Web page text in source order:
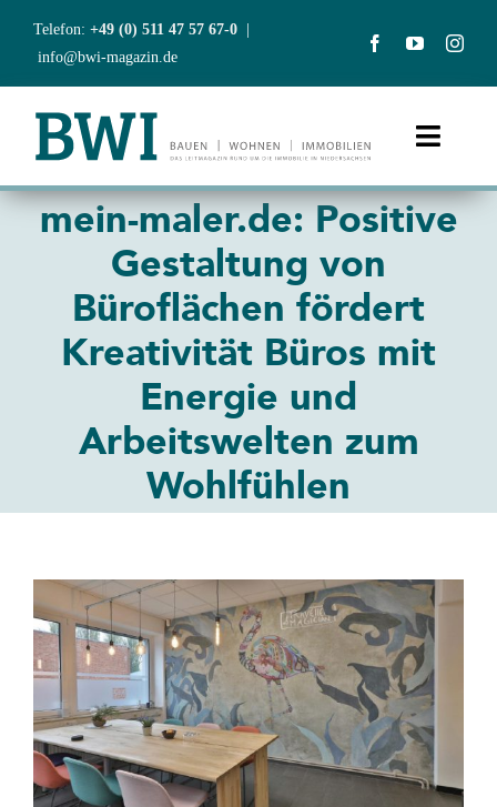
Inhalt
springen
Telefon: +49 (0) 511 47 57 67-0
info@bwi-magazin.de
Toggle
Start
Ausgaben
Kontakt
Suche
nach:
mein-maler.de: Positive
Gestaltung von
Büroflächen fördert
Kreativität Büros mit
Energie und
Arbeitswelten zum
Wohlfühlen
Zeige
grösseres
Bild